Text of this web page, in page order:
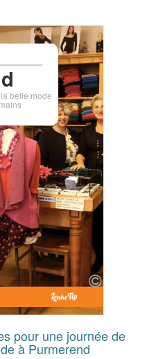
belle mode
pour une journée de
à Purmerend